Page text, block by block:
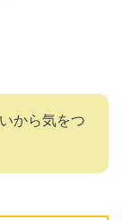
から気をつ